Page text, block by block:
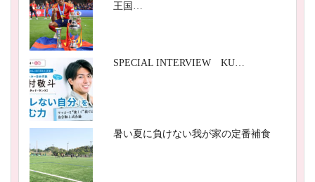
王国…
SPECIAL INTERVIEW KU…
暑い夏に負けない我が家の定番補食